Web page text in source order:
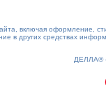
включая оформление,
в других средствах